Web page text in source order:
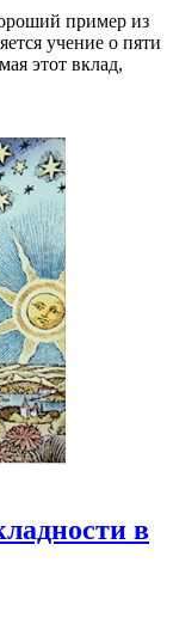
пример из
учение о пяти
этот вклад,
в